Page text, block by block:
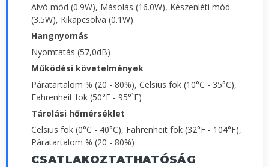
Alvó mód (0.9W), Másolás (16.0W), Készenléti mód
(3.5W), Kikapcsolva (0.1W)
Hangnyomás
Nyomtatás (57,0dB)
Működési követelmények
Páratartalom % (20 - 80%), Celsius fok (10°C - 35°C),
Fahrenheit fok (50°F - 95°`F)
Tárolási hőmérséklet
Celsius fok (0°C - 40°C), Fahrenheit fok (32°F - 104°F),
Páratartalom % (20 - 80%)
CSATLAKOZTATHATÓSÁG